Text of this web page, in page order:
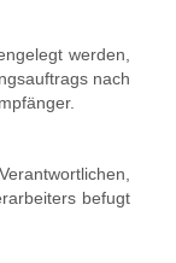
werden,
nach
befugt